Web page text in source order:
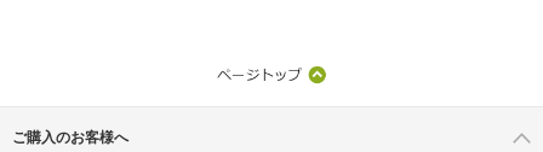
ご購入のお客様へ